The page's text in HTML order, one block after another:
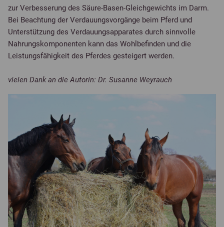
zur Verbesserung des Säure-Basen-Gleichgewichts im Darm.
Bei Beachtung der Verdauungsvorgänge beim Pferd und
Unterstützung des Verdauungsapparates durch sinnvolle
Nahrungskomponenten kann das Wohlbefinden und die
Leistungsfähigkeit des Pferdes gesteigert werden.
vielen Dank an die Autorin: Dr. Susanne Weyrauch